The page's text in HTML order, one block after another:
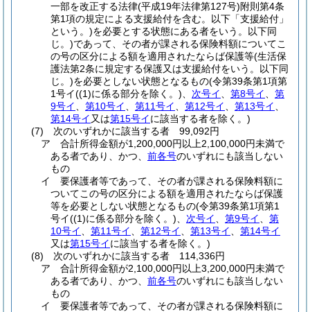
一部を改正する法律(平成19年法律第127号)附則第4条
第1項の規定による支援給付を含む。以下「支援給付」
という。)を必要とする状態にある者をいう。以下同
じ。)であって、その者が課される保険料額についてこ
の号の区分による額を適用されたならば保護等(生活保
護法第2条に規定する保護又は支援給付をいう。以下同
じ。)を必要としない状態となるもの(令第39条第1項第
1号イ((1)に係る部分を除く。) 次号イ 第8号イ
第
9号イ
第10号イ 第11号イ 第12号イ 第13号イ
第14号イ 又は第15号イに該当する者を除く。)
(7)
次のいずれかに該当する者 99,092円
ア
合計所得金額が1,200,000円以上2,100,000円未満で
ある者であり、かつ、 前各号のいずれにも該当しない
もの
イ
要保護者等であって、その者が課される保険料額に
ついてこの号の区分による額を適用されたならば保護
等を必要としない状態となるもの(令第39条第1項第1
号イ((1)に係る部分を除く。) 次号イ 第9号イ
第
10号イ
第11号イ 第12号イ 第13号イ
第14号イ
又は第15号イに該当する者を除く。)
(8)
次のいずれかに該当する者 114,336円
ア
合計所得金額が2,100,000円以上3,200,000円未満で
ある者であり、かつ、 前各号のいずれにも該当しない
もの
イ
要保護者等であって、その者が課される保険料額に